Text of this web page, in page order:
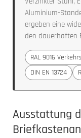
Aluminium-
ergeben eine
den dauerhaften
RAL 9016
DIN EN 13724
Ausstattung